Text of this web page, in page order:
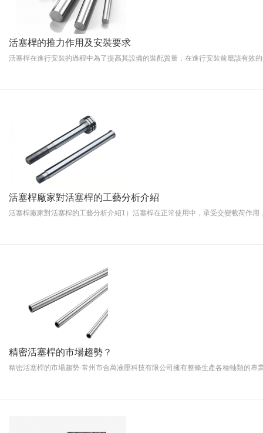
活塞桿的推力作用及安裝要求
活塞桿在進行安裝的過程中為了提高其設備的裝配質量，在進行安裝前應該有效
活塞桿廠家對活塞桿的工藝分析介紹
活塞桿廠家對活塞桿的工藝分析介紹1）活塞桿在正常使用中，承受交變載荷作用
精密活塞桿的市場趨勢？
精密活塞桿的市場趨勢-常州市合萬液壓科技有限公司擁有整條生產各種軸類的專